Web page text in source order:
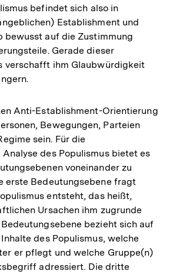
befindet sich also in
Establishment und
bewusst auf die Zustimmung
Gerade dieser
verschafft ihm Glaubwürdigkeit
Anti-Establishment-Orientierung
Bewegungen, Parteien
sein. Für die
des Populismus bietet es
voneinander zu
erste Bedeutungsebene fragt
entsteht, das heißt,
Ursachen ihm zugrunde
bezieht sich auf
des Populismus, welche
er pflegt und welche Gruppe(n)
adressiert. Die dritte